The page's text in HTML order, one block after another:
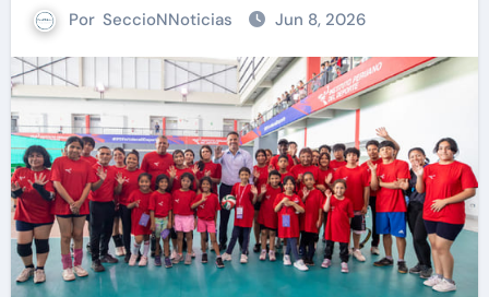
Por SeccioNNoticias Jun 8, 2026